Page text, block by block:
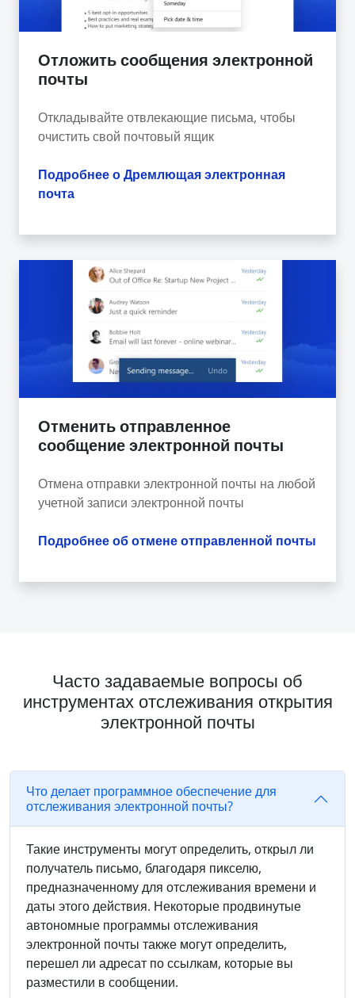
Отложить сообщения электронной
почты
Откладывайте отвлекающие письма, чтобы
очистить свой почтовый ящик
Подробнее о Дремлющая электронная
почта
Отменить отправленное
сообщение электронной почты
Отмена отправки электронной почты на любой
учетной записи электронной почты
Подробнее об отмене отправленной почты
Часто задаваемые вопросы об
инструментах отслеживания открытия
электронной почты
Что делает программное обеспечение для
отслеживания электронной почты?
Такие инструменты могут определить, открыл ли
получатель письмо, благодаря пикселю,
предназначенному для отслеживания времени и
даты этого действия. Некоторые продвинутые
автономные программы отслеживания
электронной почты также могут определить,
перешел ли адресат по ссылкам, которые вы
разместили в сообщении.